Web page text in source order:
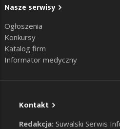
Nasze serwisy
Ogłoszenia
Konkursy
Katalog firm
Informator medyczny
Kontakt
Redakcja: Suwalski Serwis